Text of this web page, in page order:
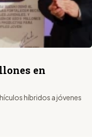
en
híbridos a jóvenes